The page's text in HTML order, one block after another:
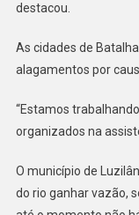
destacou.
As cidades de
alagamentos por
“Estamos
organizados na
O município de
do rio ganhar vazão,